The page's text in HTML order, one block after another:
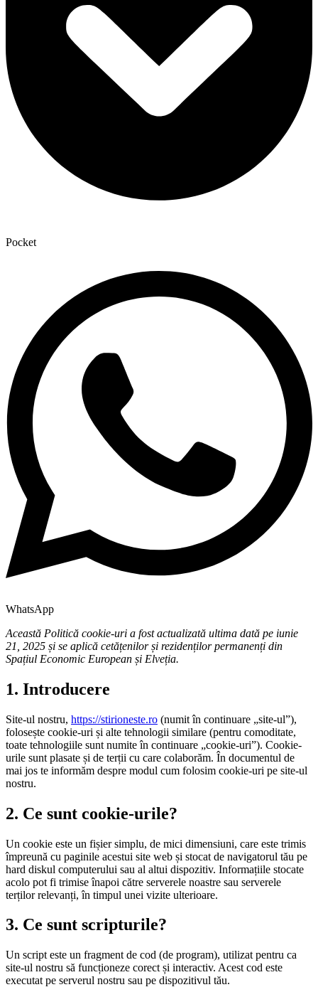
Pocket
WhatsApp
Această Politică cookie-uri a fost actualizată ultima dată pe iunie
21, 2025 și se aplică cetățenilor și rezidenților permanenți din
Spațiul Economic European și Elveția.
1. Introducere
Site-ul nostru, https://stirioneste.ro (numit în continuare „site-ul”),
folosește cookie-uri și alte tehnologii similare (pentru comoditate,
toate tehnologiile sunt numite în continuare „cookie-uri”). Cookie-
urile sunt plasate și de terții cu care colaborăm. În documentul de
mai jos te informăm despre modul cum folosim cookie-uri pe site-ul
nostru.
2. Ce sunt cookie-urile?
Un cookie este un fișier simplu, de mici dimensiuni, care este trimis
împreună cu paginile acestui site web și stocat de navigatorul tău pe
hard diskul computerului sau al altui dispozitiv. Informațiile stocate
acolo pot fi trimise înapoi către serverele noastre sau serverele
terților relevanți, în timpul unei vizite ulterioare.
3. Ce sunt scripturile?
Un script este un fragment de cod (de program), utilizat pentru ca
site-ul nostru să funcționeze corect și interactiv. Acest cod este
executat pe serverul nostru sau pe dispozitivul tău.